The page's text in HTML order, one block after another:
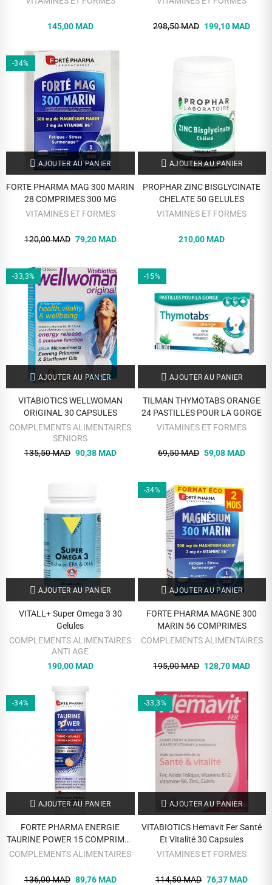
145,00 MAD 298,50 MAD 199,10 MAD
-34%
AJOUTER AU PANIER
FORTE PHARMA MAG 300 MARIN
28 COMPRIMES 300 MG
VITAMINES ET FORMES
120,00 MAD 79,20 MAD
AJOUTER AU PANIER
PROPHAR ZINC BISGLYCINATE
CHELATE 50 GELULES
VITAMINES ET FORMES
210,00 MAD
-33,3%
AJOUTER AU PANIER
VITABIOTICS WELLWOMAN
ORIGINAL 30 CAPSULES
COMPLEMENTS ALIMENTAIRES
SENIORS
135,50 MAD 90,38 MAD
-15%
AJOUTER AU PANIER
TILMAN THYMOTABS ORANGE
24 PASTILLES POUR LA GORGE
VITAMINES ET FORMES
69,50 MAD 59,08 MAD
AJOUTER AU PANIER
VITALL+ Super Omega 3 30
Gelules
COMPLEMENTS ALIMENTAIRES
ANTI AGE
190,00 MAD
-34%
AJOUTER AU PANIER
FORTE PHARMA MAGNE 300
MARIN 56 COMPRIMES
COMPLEMENTS ALIMENTAIRES
195,00 MAD 128,70 MAD
-34%
AJOUTER AU PANIER
FORTE PHARMA ENERGIE
TAURINE POWER 15 COMPRIMES
EFFERVESCENTS
COMPLEMENTS ALIMENTAIRES
136,00 MAD 89,76 MAD
-33,3%
AJOUTER AU PANIER
VITABIOTICS Hemavit Fer Santé
Et Vitalité 30 Capsules
VITAMINES ET FORMES
114,50 MAD 76,37 MAD